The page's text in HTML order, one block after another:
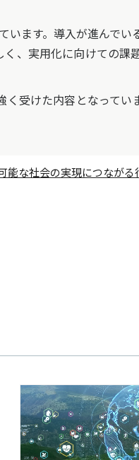
ます。導入が進んでい
、実用化に向けての課
受けた内容となってい
能な社会の実現につなが